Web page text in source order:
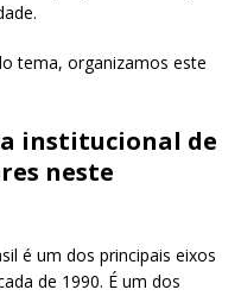
tema, organizamos este
institucional de
neste
é um dos principais eixos
de 1990. É um dos